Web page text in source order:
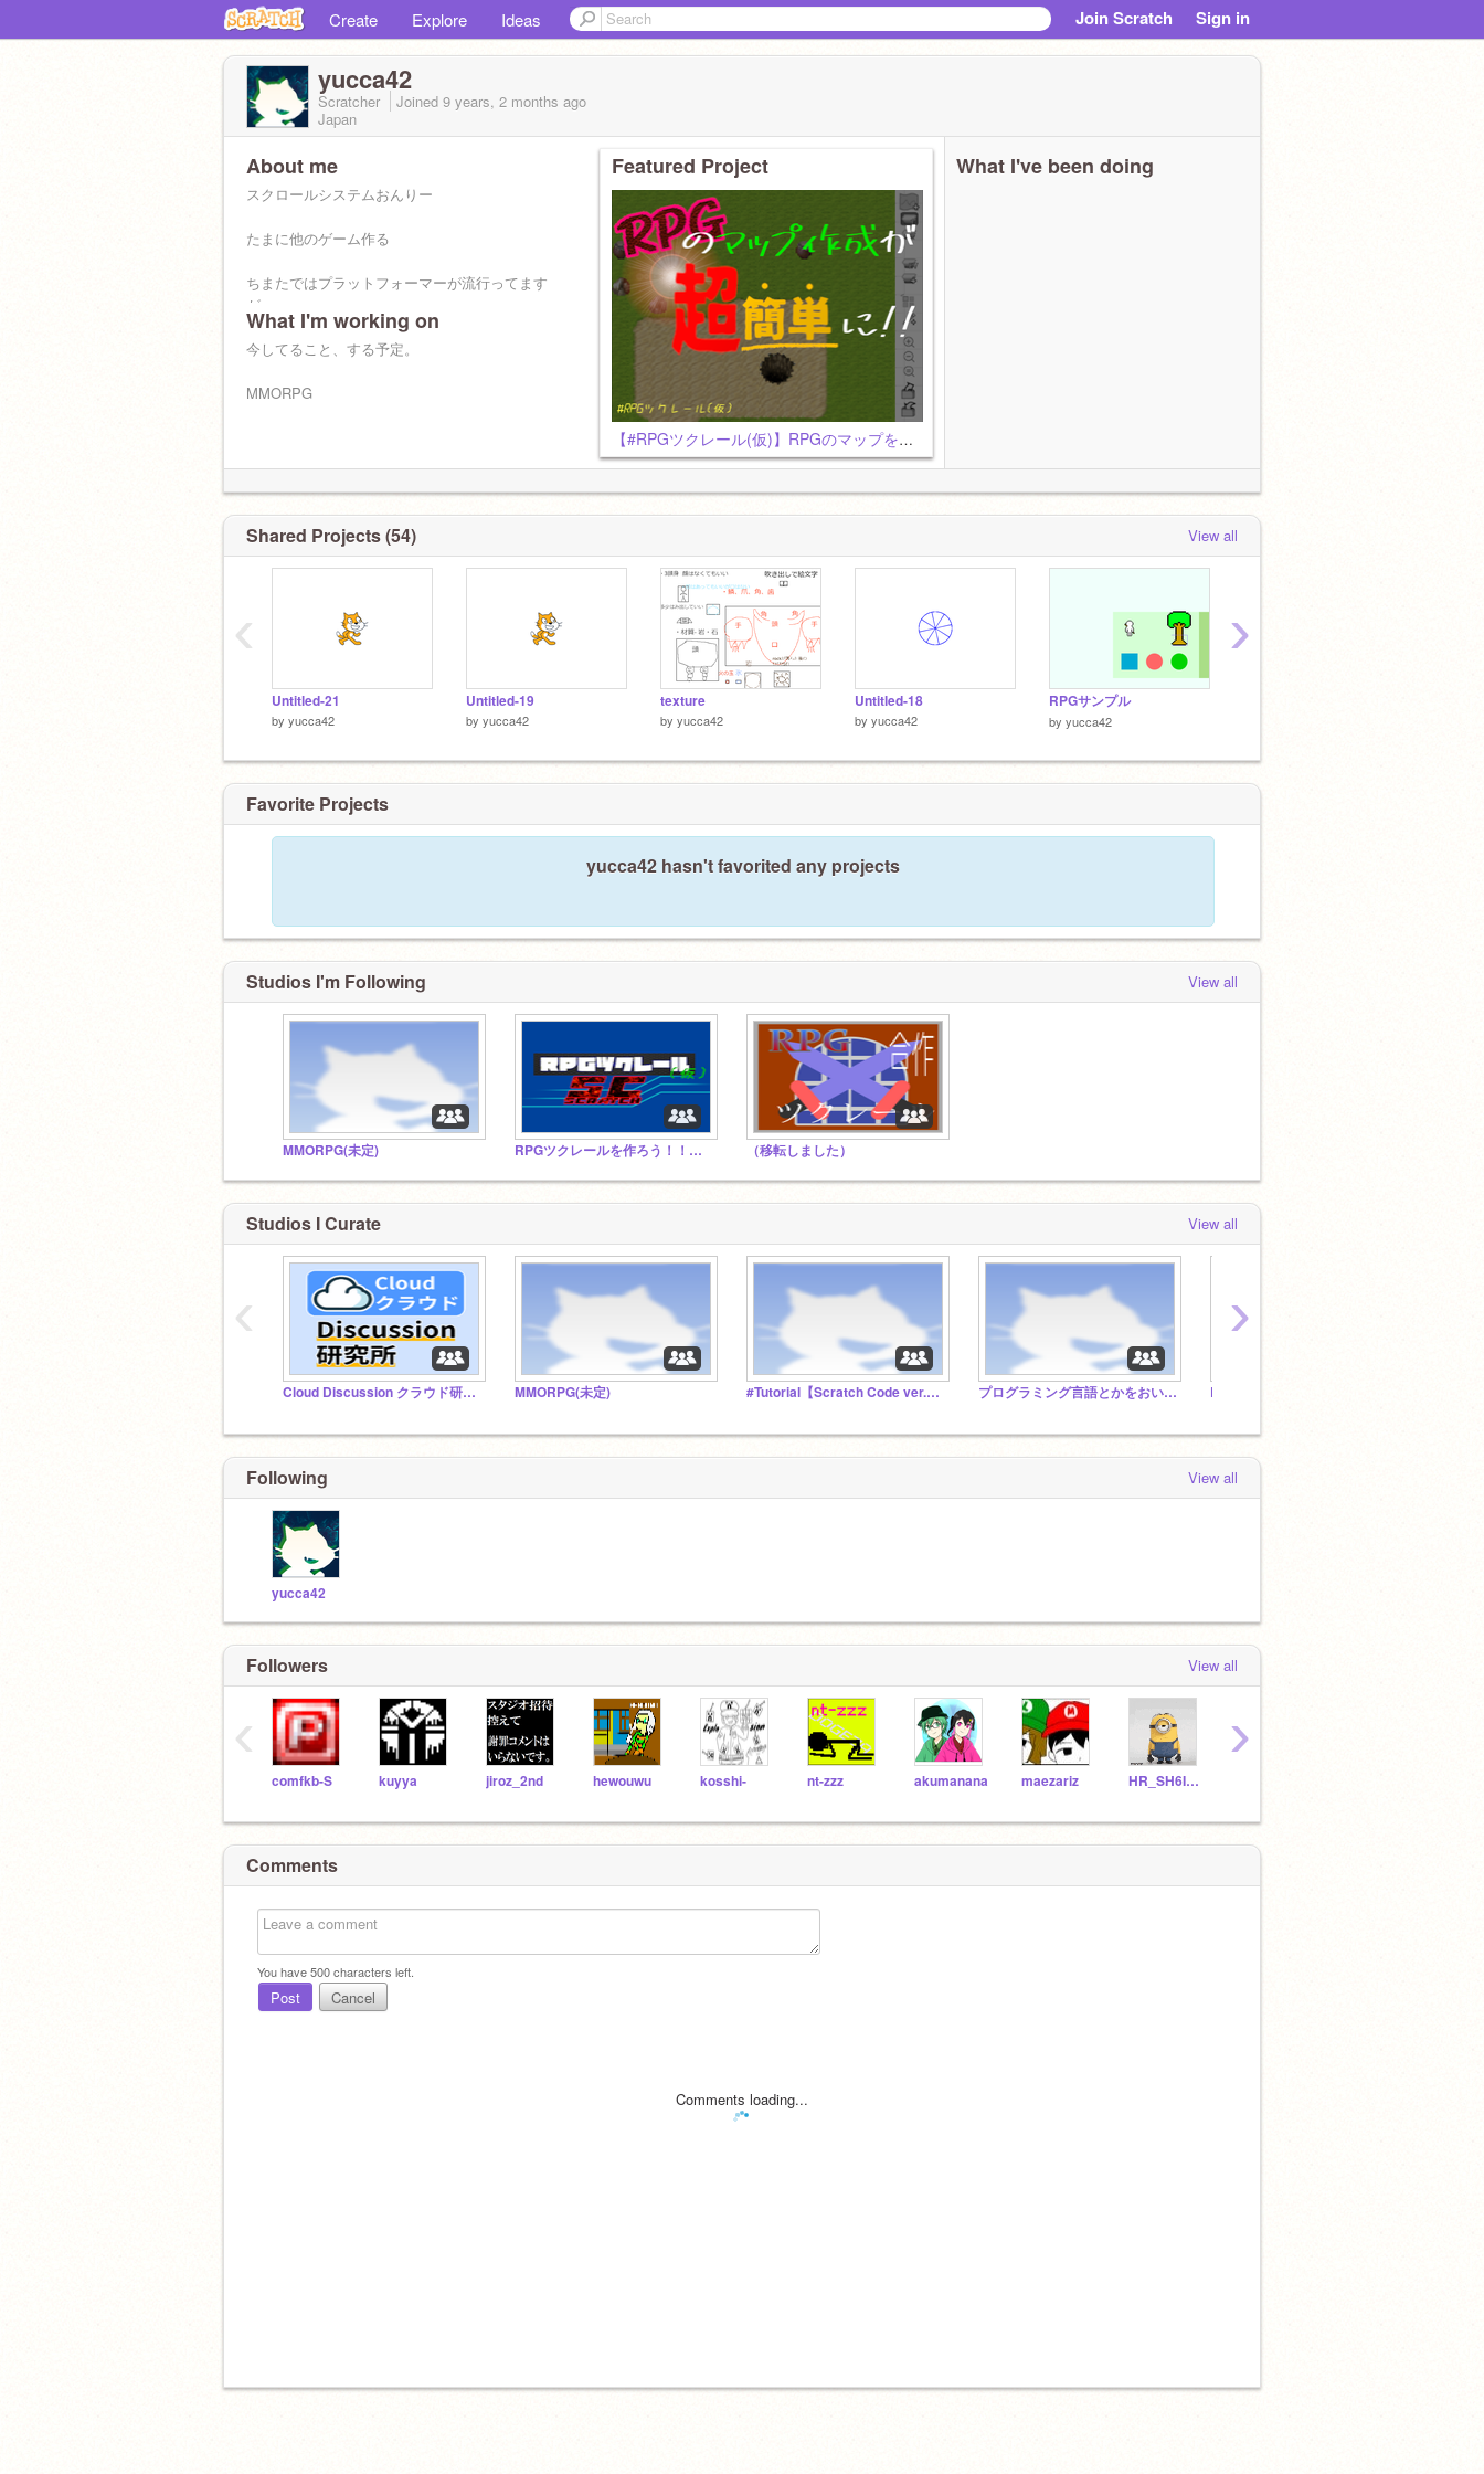
Create Explore Ideas Join Scratch Sign in
yucca42
Scratcher Joined 9 years, 2 months ago
Japan
About me
スクロールシステムおんりー
たまに他のゲーム作る
ちまたではプラットフォーマーが流行ってます
が
RPGしか作れないからしょうがないね('ω')
What I'm working on
今してること、する予定。
MMORPG
・RPGツクレールのアップデート(終わる気がし
ねぇ)
・RPG作品。予定では「オオカミ少年独白」と
いう歌をモチーフにしたストーリーRPG。
Featured Project
【#RPGツクレール(仮)】RPGのマップを簡単作成！！
What I've been doing
Shared Projects (54) View all
Untitled-21
by yucca42
Untitled-19
by yucca42
texture
by yucca42
Untitled-18
by yucca42
RPGサンプル
by yucca42
‹ ›
Favorite Projects
yucca42 hasn't favorited any projects
Studios I'm Following View all
MMORPG(未定) RPGツクレールを作ろう！！！！ Ver.2 （移転しました）
Studios I Curate View all
Cloud Discussion クラウド研究所 MMORPG(未定) #Tutorial【Scratch Code ver.1.2】 プログラミング言語とかをおいておくところ
‹ ›
Following View all
yucca42
Followers View all
comfkb-S kuyya jiroz_2nd hewouwu kosshi- nt-zzz akumanana maezariz HR_SH6I1N
‹ ›
Comments
You have500characters left.
Post Cancel
Comments loading...